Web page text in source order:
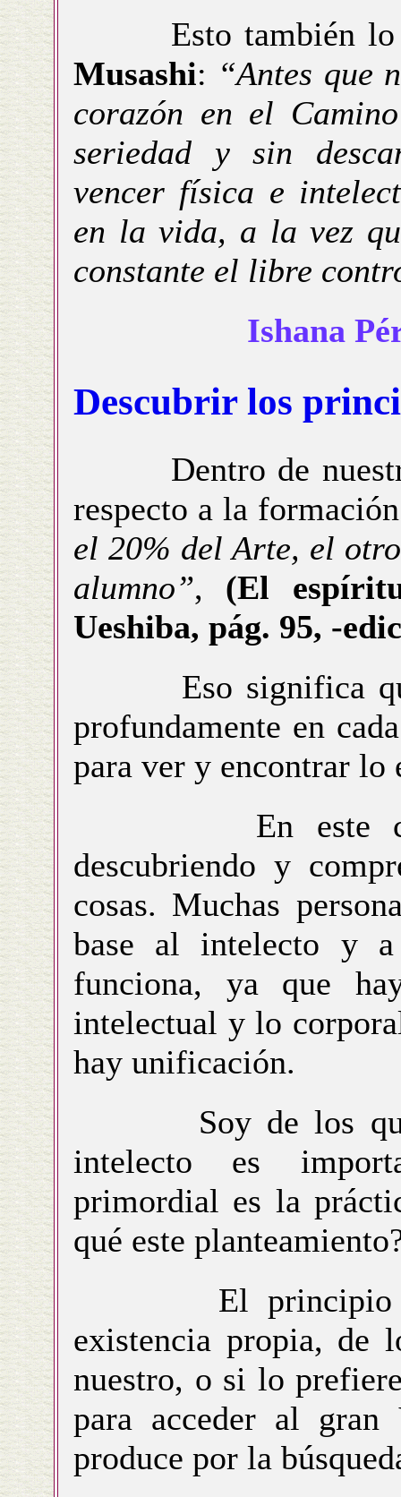
Esto también lo
Musashi: “Antes que
corazón en el
seriedad y sin
vencer física e
en la vida, a la vez
constante el libre
Ishana
Descubrir los
Dentro de nuestro
respecto a la
el 20% del Arte, el
alumno”, (El
Ueshiba, pág. 95, -
Eso significa que
profundamente en
para ver y encontrar lo
En este
descubriendo y
cosas. Muchas
base al intelecto y
funciona, ya que
intelectual y lo
hay unificación.
Soy de los que
intelecto es
primordial es la
qué este
El principio
existencia propia, de
nuestro, o si lo
para acceder al gran
produce por la